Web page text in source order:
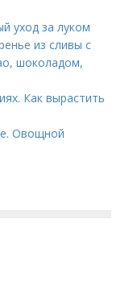
уход за луком
из сливы с
шоколадом,
Как вырастить
Овощной